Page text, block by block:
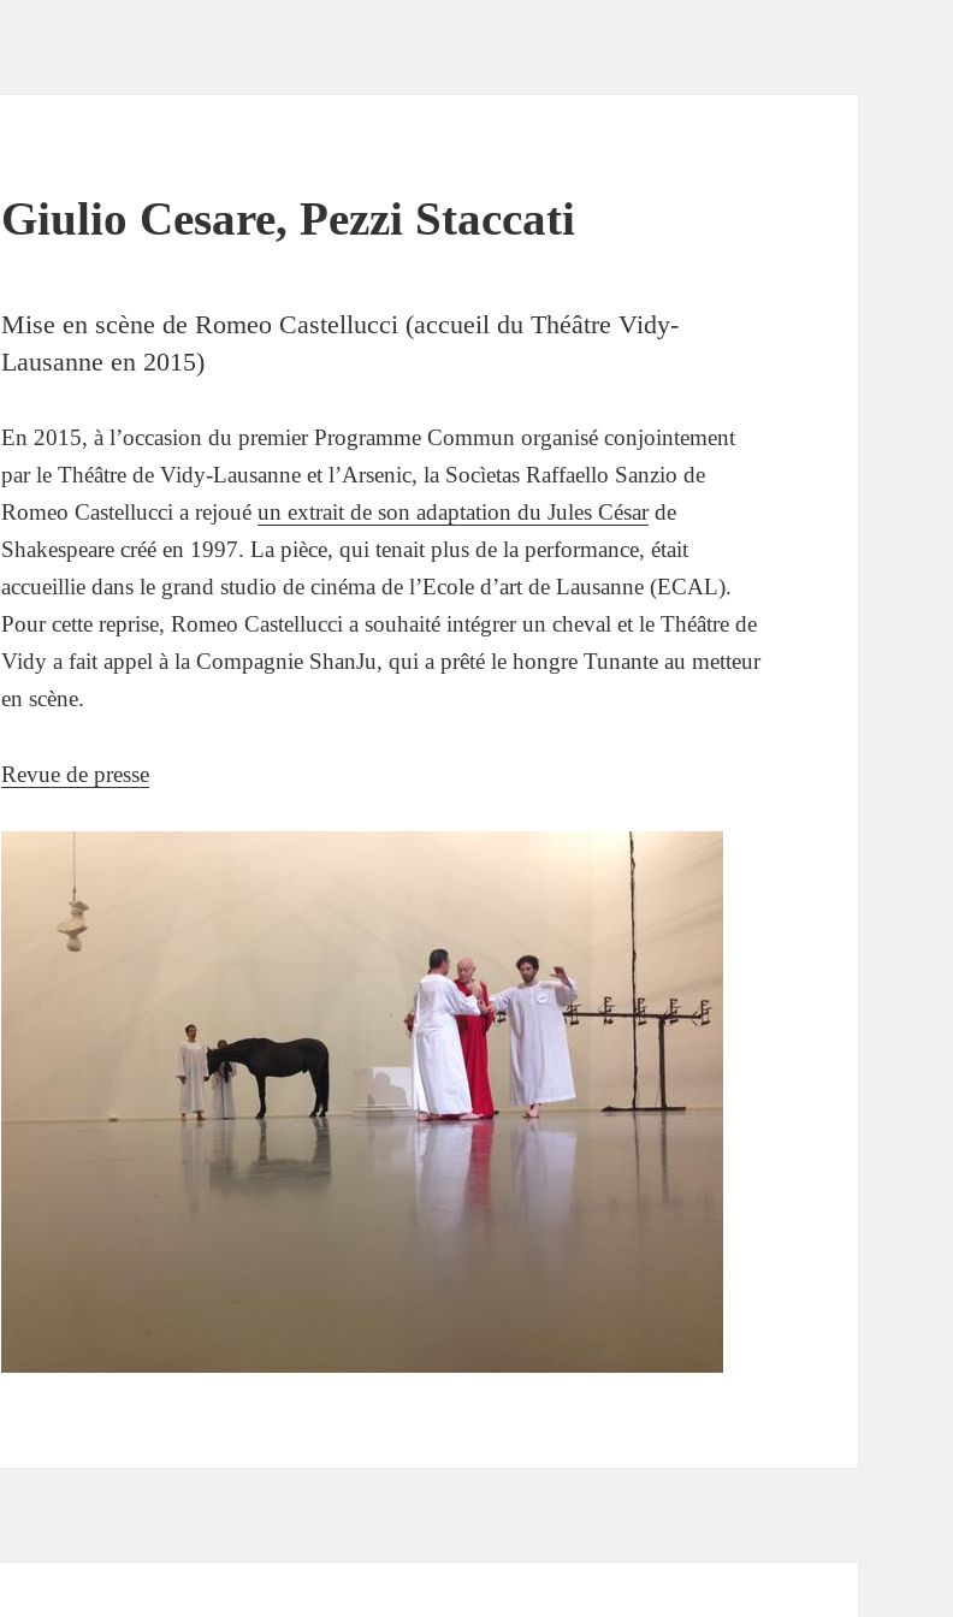
Giulio Cesare, Pezzi Staccati
Mise en scène de Romeo Castellucci (accueil du Théâtre Vidy-
Lausanne en 2015)
En 2015, à l’occasion du premier Programme Commun organisé conjointement
par le Théâtre de Vidy-Lausanne et l’Arsenic, la Socìetas Raffaello Sanzio de
Romeo Castellucci a rejouéun extrait de son adaptation du Jules Césarde
Shakespeare créé en 1997. La pièce, qui tenait plus de la performance, était
accueillie dans le grand studio de cinéma de l’Ecole d’art de Lausanne (ECAL).
Pour cette reprise, Romeo Castellucci a souhaité intégrer un cheval et le Théâtre de
Vidy a fait appel à la Compagnie ShanJu, qui a prêté le hongre Tunante au metteur
en scène.
Revue de presse